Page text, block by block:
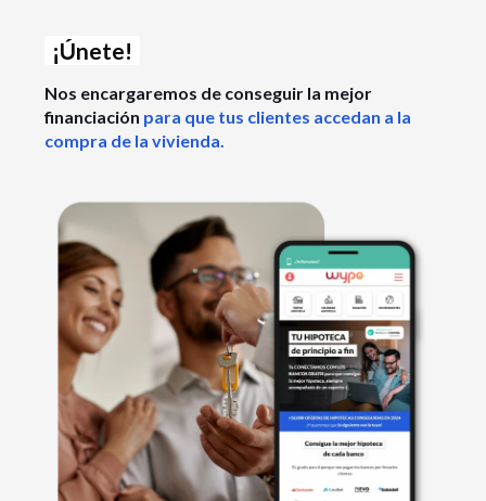
¡Únete!
Nos encargaremos de conseguir la mejor
financiación para que tus clientes accedan a la
compra de la vivienda.